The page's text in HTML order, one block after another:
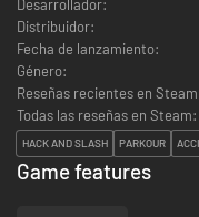
Desarrollador:
Distribuidor:
Fecha de lanzamiento:
Género:
Reseñas recientes en
Todas las reseñas en Steam:
HACK AND SLASH PARKOUR
Game features